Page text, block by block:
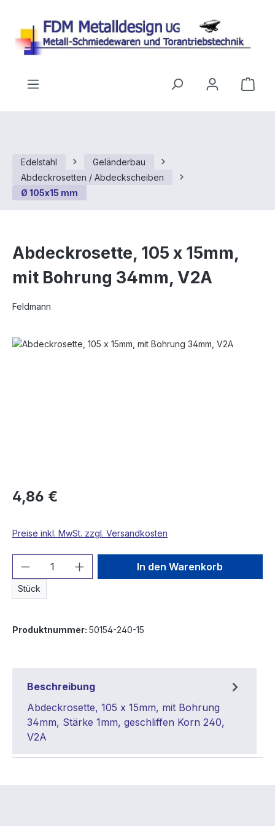
Edelstahl
Geländerbau
Abdeckrosetten / Abdeckscheiben
Ø 105x15 mm
Abdeckrosette, 105 x 15mm,
mit Bohrung 34mm, V2A
Feldmann
Bildergalerie überspringen
4,86 €
Preise inkl. MwSt. zzgl. Versandkosten
Produkt Anzahl: Gib den
Stück
In den Warenkorb
Produktnummer: 50154-240-15
Beschreibung
Abdeckrosette, 105 x 15mm, mit Bohrung
34mm, Stärke 1mm, geschliffen Korn 240,
V2A